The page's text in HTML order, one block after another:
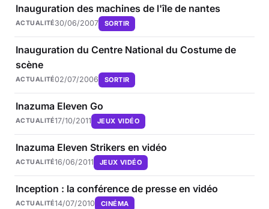
Inauguration des machines de l'île de nantes
ACTUALITÉ30/06/2007 SORTIR
Inauguration du Centre National du Costume de
scène
ACTUALITÉ02/07/2006 SORTIR
Inazuma Eleven Go
ACTUALITÉ17/10/2011 JEUX VIDÉO
Inazuma Eleven Strikers en vidéo
ACTUALITÉ16/06/2011 JEUX VIDÉO
Inception : la conférence de presse en vidéo
ACTUALITÉ14/07/2010 CINÉMA